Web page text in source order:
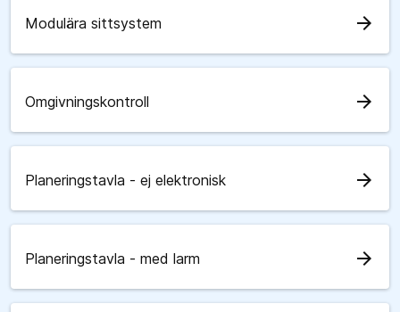
Modulära sittsystem arrow_forward
Omgivningskontroll arrow_forward
Planeringstavla - ej elektronisk arrow_forward
Planeringstavla - med larm arrow_forward